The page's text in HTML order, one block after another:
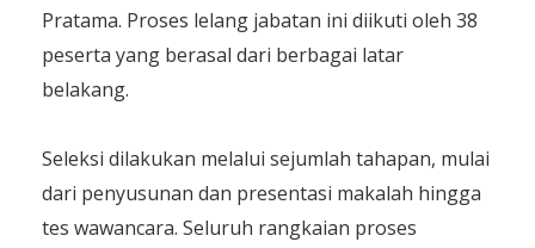
Pratama. Proses lelang jabatan ini diikuti oleh 38
peserta yang berasal dari berbagai latar
belakang.
Seleksi dilakukan melalui sejumlah tahapan, mulai
dari penyusunan dan presentasi makalah hingga
tes wawancara. Seluruh rangkaian proses